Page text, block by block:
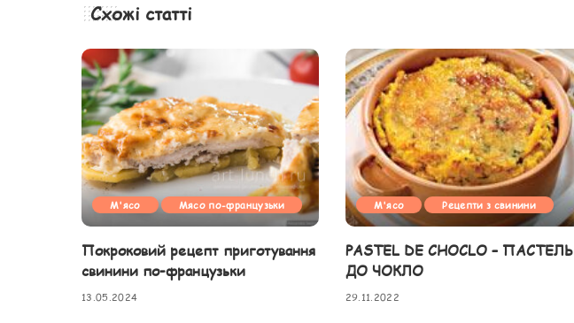
Схожі статті
М'ясо Мясо по-французьки
Покроковий рецепт приготування
свинини по-французьки
13.05.2024
М'ясо Рецепти з свинини
PASTEL DE CHOCLO – ПАСТЕЛЬ
ДО ЧОКЛО
29.11.2022